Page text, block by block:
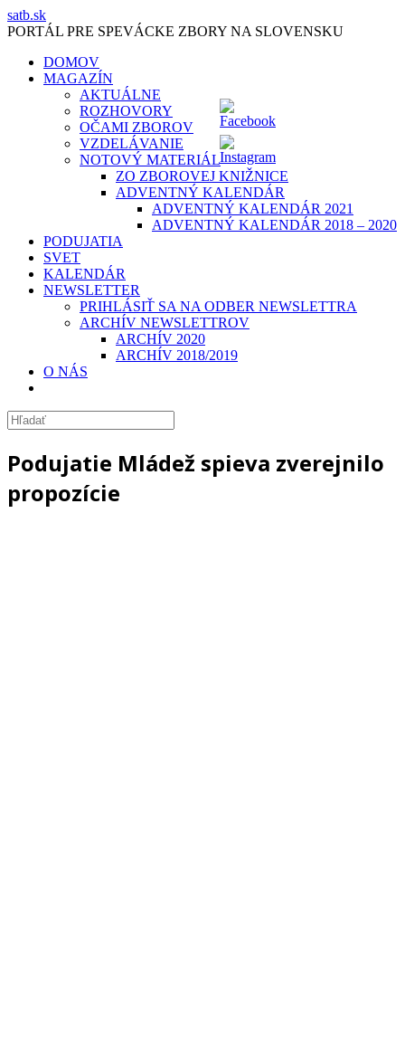
Skip
to
satb.sk
PORTÁL PRE SPEVÁCKE ZBORY NA SLOVENSKU
DOMOV
MAGAZÍN
AKTUÁLNE
ROZHOVORY
OČAMI ZBOROV
VZDELÁVANIE
NOTOVÝ MATERIÁL
ZO ZBOROVEJ KNIŽNICE
ADVENTNÝ KALENDÁR
ADVENTNÝ KALENDÁR 2021
ADVENTNÝ KALENDÁR 2018 – 2020
PODUJATIA
SVET
KALENDÁR
NEWSLETTER
PRIHLÁSIŤ SA NA ODBER NEWSLETTRA
ARCHÍV NEWSLETTROV
ARCHÍV 2020
ARCHÍV 2018/2019
O NÁS
Podujatie Mládež spieva zverejnilo
propozície